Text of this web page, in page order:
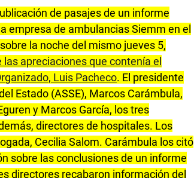
de pasajes de un informe
empresa de ambulancias Siemm en el
la noche del mismo jueves 5,
apreciaciones que contenía el
Luis Pacheco. El presidente
Estado (ASSE), Marcos Carámbula,
y Marcos García, los tres
directores de hospitales. Los
Cecilia Salom. Carámbula los citó
sobre las conclusiones de un informe
directores recabaron información del